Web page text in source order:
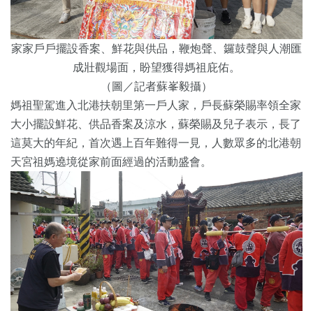
家家戶戶擺設香案、鮮花與供品，鞭炮聲、鑼鼓聲與人潮匯
成壯觀場面，盼望獲得媽祖庇佑。
（圖／記者蘇峯毅攝）
媽祖聖駕進入北港扶朝里第一戶人家，戶長蘇榮賜率領全家
大小擺設鮮花、供品香案及涼水，蘇榮賜及兒子表示，長了
這莫大的年紀，首次遇上百年難得一見，人數眾多的北港朝
天宮祖媽遶境從家前面經過的活動盛會。